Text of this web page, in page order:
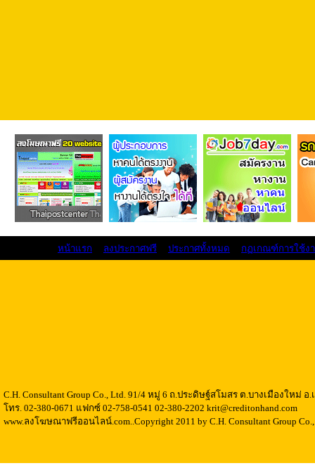
หน้าแรก ลงประกาศฟรี ประกาศทั้งหมด กฏเกณฑ์การใช้ง
C.H. Consultant Group Co., Ltd. 91/4 หมู่ 6 ถ.ประดิษฐ์สโมสร ต.บางเมืองใหม่ อ
โทร. 02-380-0671 แฟกซ์ 02-758-0541 02-380-2202 krit@creditonhand.com
www.ลงโฆษณาฟรีออนไลน์.com..Copyright 2011 by C.H. Consultant Group